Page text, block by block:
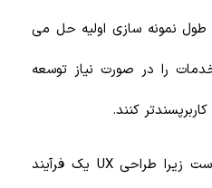
طول نمونه سازی اولیه حل می
را در صورت نیاز توسعه
کنند.
- ارتباط بسیار مهم است زیرا طراحی UX یک فرآیند